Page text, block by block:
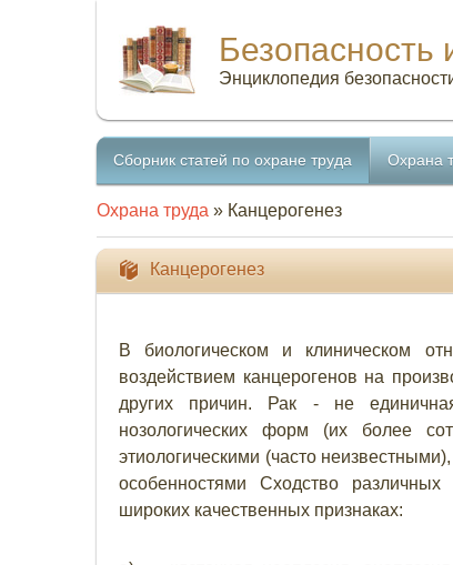
Безопасность
Энциклопедия
Сборник статей по охране труда Охрана
Охрана труда » Канцерогенез
Канцерогенез
В биологическом и клиническом
воздействием канцерогенов на
других причин. Рак - не
нозологических форм (их более
этиологическими (часто
особенностями Сходство
широких качественных признаках: